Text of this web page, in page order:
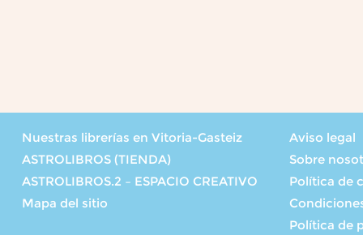
Nuestras librerías en Vitoria-Gasteiz
ASTROLIBROS (TIENDA)
ASTROLIBROS.2 – ESPACIO CREATIVO
Mapa del sitio
Aviso legal
Sobre
Política de
Política de